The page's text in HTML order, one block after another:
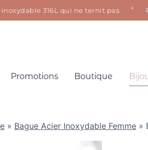
316L qui ne ternit pas
Promotions Boutique
» Bague Acier Inoxydable Femme »